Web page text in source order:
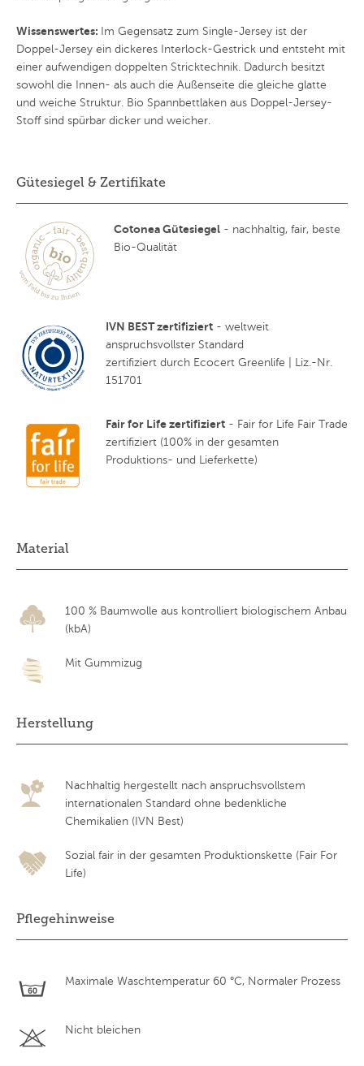
Wissenswertes: Im Gegensatz zum Single-Jersey ist der
Doppel-Jersey ein dickeres Interlock-Gestrick und entsteht mit
einer aufwendigen doppelten Stricktechnik. Dadurch besitzt
sowohl die Innen- als auch die Außenseite die gleiche glatte
und weiche Struktur. Bio Spannbettlaken aus Doppel-Jersey-
Stoff sind spürbar dicker und weicher.
Gütesiegel & Zertifikate
Cotonea Gütesiegel - nachhaltig, fair, beste
Bio-Qualität
IVN BEST zertifiziert - weltweit
anspruchsvollster Standard
zertifiziert durch Ecocert Greenlife | Liz.-Nr.
151701
Fair for Life zertifiziert - Fair for Life Fair Trade
zertifiziert (100% in der gesamten
Produktions- und Lieferkette)
Material
100 % Baumwolle aus kontrolliert biologischem Anbau
(kbA)
Mit Gummizug
Herstellung
Nachhaltig hergestellt nach anspruchsvollstem
internationalen Standard ohne bedenkliche
Chemikalien (IVN Best)
Sozial fair in der gesamten Produktionskette (Fair For
Life)
Pflegehinweise
Maximale Waschtemperatur 60 °C, Normaler Prozess
Nicht bleichen